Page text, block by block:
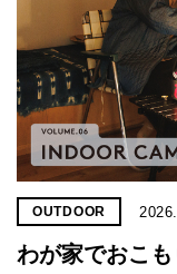
OUTDOOR
わが家でおこ